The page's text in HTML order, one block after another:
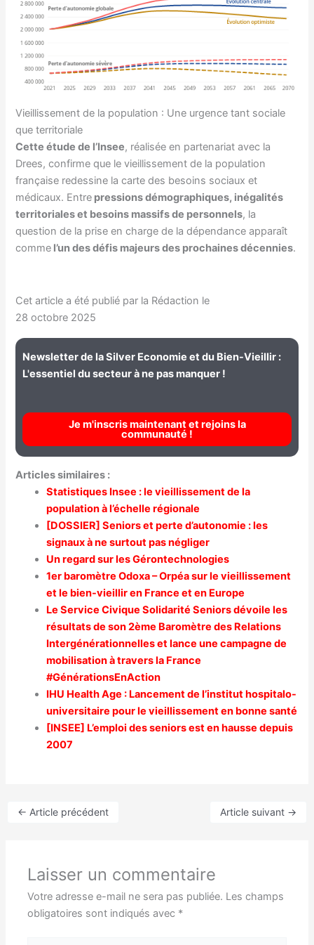
Vieillissement de la population : Une urgence tant sociale
que territoriale
Cette étude de l’Insee, réalisée en partenariat avec la
Drees, confirme que le vieillissement de la population
française redessine la carte des besoins sociaux et
médicaux. Entre pressions démographiques, inégalités
territoriales et besoins massifs de personnels, la
question de la prise en charge de la dépendance apparaît
comme l’un des défis majeurs des prochaines décennies.
Cet article a été publié par la Rédaction le
28 octobre 2025
Newsletter de la Silver Economie et du Bien-Vieillir :
L'essentiel du secteur à ne pas manquer !
Je m'inscris maintenant et rejoins la
communauté !
Articles similaires :
Statistiques Insee : le vieillissement de la
population à l’échelle régionale
[DOSSIER] Seniors et perte d’autonomie : les
signaux à ne surtout pas négliger
Un regard sur les Gérontechnologies
1er baromètre Odoxa – Orpéa sur le vieillissement
et le bien-vieillir en France et en Europe
Le Service Civique Solidarité Seniors dévoile les
résultats de son 2ème Baromètre des Relations
Intergénérationnelles et lance une campagne de
mobilisation à travers la France
#GénérationsEnAction
IHU Health Age : Lancement de l’institut hospitalo-
universitaire pour le vieillissement en bonne santé
[INSEE] L’emploi des seniors est en hausse depuis
2007
← Article précédent Article suivant →
Laisser un commentaire
Votre adresse e-mail ne sera pas publiée. Les champs
obligatoires sont indiqués avec *